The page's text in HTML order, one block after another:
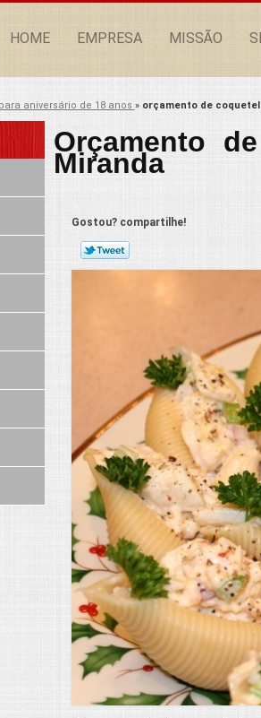
HOME EMPRESA MISSÃO
aniversário de 18 anos » orçamento de
Orçamento
Miranda
Gostou? compartilhe!